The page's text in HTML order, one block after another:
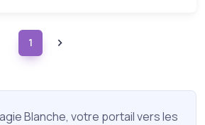
1
Blanche, votre portail vers les